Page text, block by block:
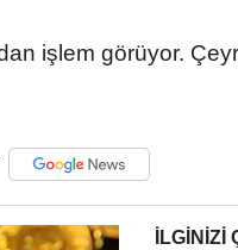
işlem görüyor.
İLGINIZI